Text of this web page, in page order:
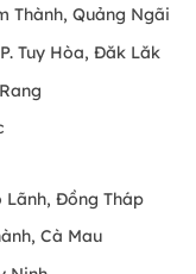
kem phối nhẹ
kraft
Trạm
Thành, Quảng Ngãi
Tuy Hòa, Đăk Lăk
Lãnh, Đồng Tháp
Cà Mau